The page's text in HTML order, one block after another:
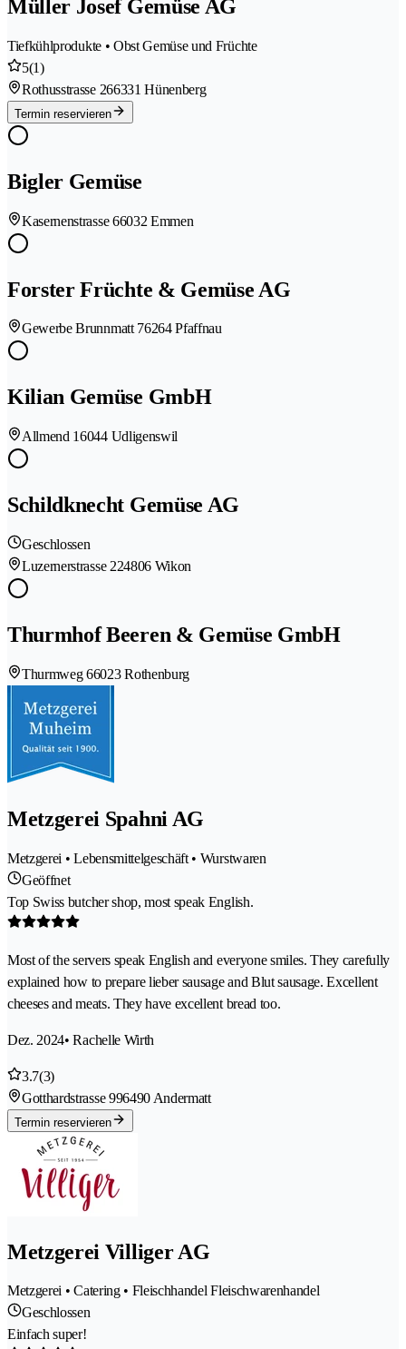
Müller Josef Gemüse AG
Tiefkühlprodukte • Obst Gemüse und Früchte
5(1)
Rothusstrasse 266331 Hünenberg
Termin reservieren
Bigler Gemüse
Kasernenstrasse 66032 Emmen
Forster Früchte & Gemüse AG
Gewerbe Brunnmatt 76264 Pfaffnau
Kilian Gemüse GmbH
Allmend 16044 Udligenswil
Schildknecht Gemüse AG
Geschlossen
Luzernerstrasse 224806 Wikon
Thurmhof Beeren & Gemüse GmbH
Thurmweg 66023 Rothenburg
Metzgerei Spahni AG
Metzgerei • Lebensmittelgeschäft • Wurstwaren
Geöffnet
Top Swiss butcher shop, most speak English.
Most of the servers speak English and everyone smiles. They carefully
explained how to prepare lieber sausage and Blut sausage. Excellent
cheeses and meats. They have excellent bread too.
Dez. 2024• Rachelle Wirth
3.7(3)
Gotthardstrasse 996490 Andermatt
Termin reservieren
Metzgerei Villiger AG
Metzgerei • Catering • Fleischhandel Fleischwarenhandel
Geschlossen
Einfach super!